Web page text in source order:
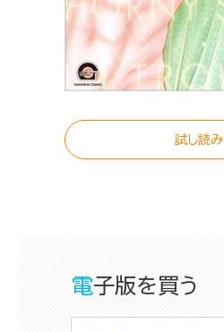
試し読み
電子版を買う